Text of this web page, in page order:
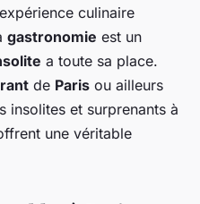
culinaire
gastronomie est un
a toute sa place.
de Paris ou ailleurs
insolites et surprenants à
une véritable